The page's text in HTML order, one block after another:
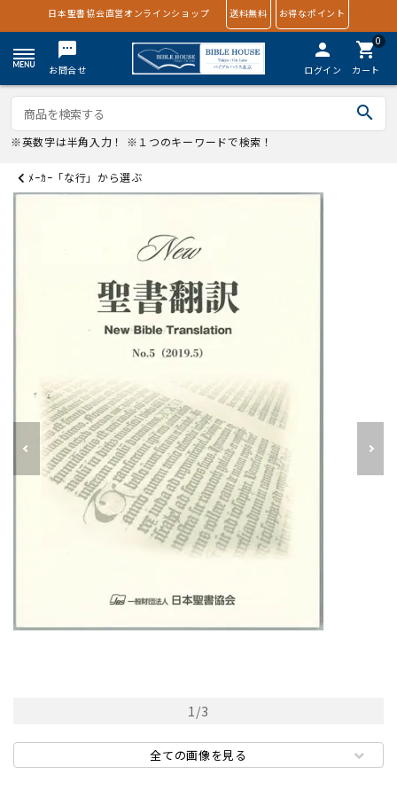
日本聖書協会直営オンラインショップ 送料無料 お得なポイント
textsms
お問合せ
person
ログイン
0
shopping_cart
カート
search
※英数字は半角入力！ ※１つのキーワードで検索！
ﾒｰｶｰ「な行」から選ぶ
1/3
全ての画像を見る